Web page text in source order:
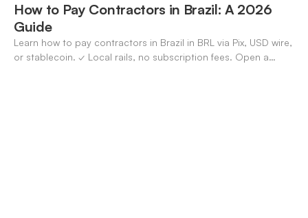
How to Pay Contractors in Brazil: A 2026
Guide
Learn how to pay contractors in Brazil in BRL via Pix, USD wire,
or stablecoin. ✓ Local rails, no subscription fees. Open a